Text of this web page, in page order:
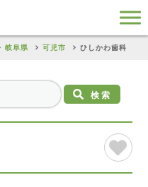
岐阜県 可児市 ひしかわ歯科
検索